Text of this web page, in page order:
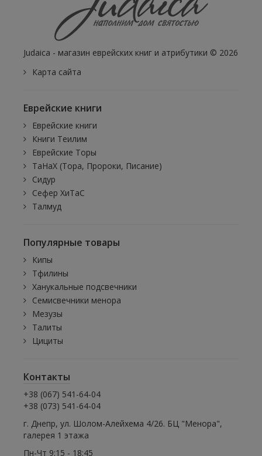
Judaica - магазин еврейских книг и атрибутики © 2026
Карта сайта
Еврейские книги
Еврейские книги
Книги Теилим
Еврейские Торы
ТаНаХ (Тора, Пророки, Писание)
Сидур
Сефер ХиТаС
Талмуд
Популярные товары
Кипы
Тфилины
Ханукальные подсвечники
Семисвечники менора
Мезузы
Талиты
Цициты
Контакты
+38 (067) 541-64-04
+38 (073) 541-64-04
г. Днепр, ул. Шолом-Алейхема 4/26. БЦ "Менора",
галерея 1 этажа
Пн-Чт 9:15 - 18:45